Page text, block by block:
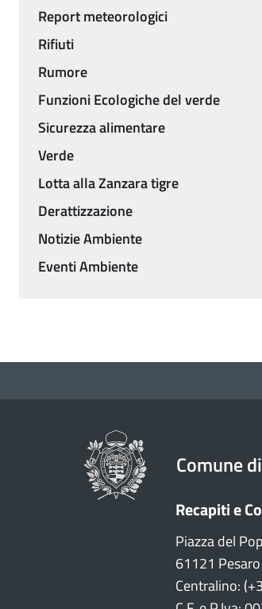
Report meteorologici
Rifiuti
Rumore
Funzioni Ecologiche del verde
Sicurezza alimentare
Verde
Lotta alla Zanzara tigre
Derattizzazione
Notizie Ambiente
Eventi Ambiente
Comune
Recapiti e
Piazza del
61121 Pesaro
Centralino: